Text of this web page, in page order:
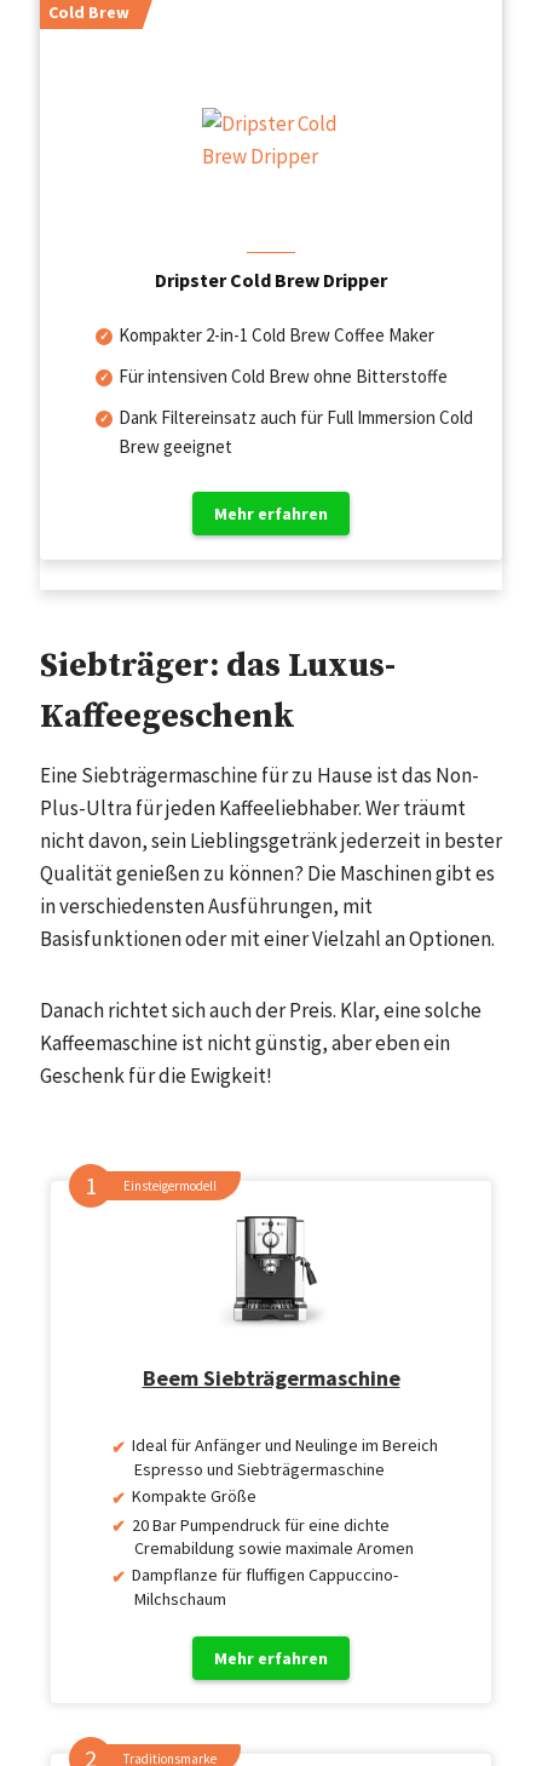
Cold Brew
Dripster Cold Brew Dripper
Kompakter 2-in-1 Cold Brew Coffee Maker
Für intensiven Cold Brew ohne Bitterstoffe
Dank Filtereinsatz auch für Full Immersion Cold
Brew geeignet
Mehr erfahren
Siebträger: das Luxus-
Kaffeegeschenk
Eine Siebträgermaschine für zu Hause ist das Non-
Plus-Ultra für jeden Kaffeeliebhaber. Wer träumt
nicht davon, sein Lieblingsgetränk jederzeit in bester
Qualität genießen zu können? Die Maschinen gibt es
in verschiedensten Ausführungen, mit
Basisfunktionen oder mit einer Vielzahl an Optionen.
Danach richtet sich auch der Preis. Klar, eine solche
Kaffeemaschine ist nicht günstig, aber eben ein
Geschenk für die Ewigkeit!
Einsteigermodell
Beem Siebträgermaschine
Ideal für Anfänger und Neulinge im Bereich
Espresso und Siebträgermaschine
Kompakte Größe
20 Bar Pumpendruck für eine dichte
Cremabildung sowie maximale Aromen
Dampflanze für fluffigen Cappuccino-
Milchschaum
Mehr erfahren
Traditionsmarke